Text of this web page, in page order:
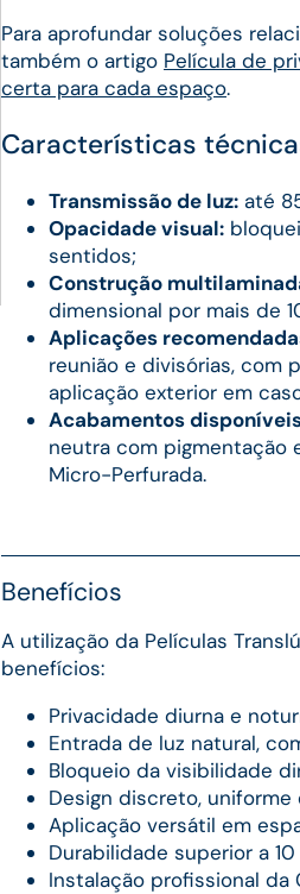
Para aprofundar soluções
também o artigo Película de
certa para cada espaço.
Características
Transmissão de luz: até
Opacidade visual:
sentidos;
Construção
dimensional por mais de
Aplicações
reunião e divisórias, com
aplicação exterior em
Acabamentos
neutra com pigmentação
Micro-Perfurada.
Benefícios
A utilização da Películas
benefícios:
Privacidade diurna e
Entrada de luz natural,
Bloqueio da visibilidade
Design discreto, uniforme
Aplicação versátil em
Durabilidade superior a 10
Instalação profissional